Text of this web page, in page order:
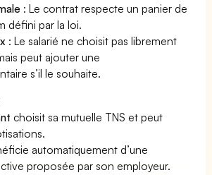
: Le contrat respecte un panier de
défini par la loi.
: Le salarié ne choisit pas librement
peut ajouter une
s’il le souhaite.
choisit sa mutuelle TNS et peut
automatiquement d’une
proposée par son employeur.